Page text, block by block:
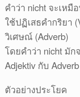
คำว่า nicht จะเหมื
ใช้ปฏิเสธคำกริยา
วิเศษณ์ (Adverb)
โดยคำว่า nicht มั
Adjektiv กับ Adverb
ตัวอย่างประโยค